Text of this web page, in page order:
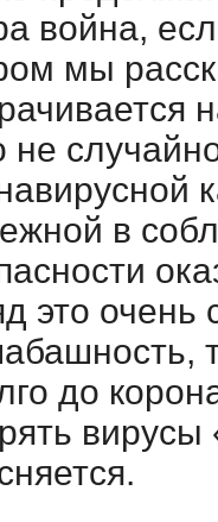
война,
мы
не
в
это
до